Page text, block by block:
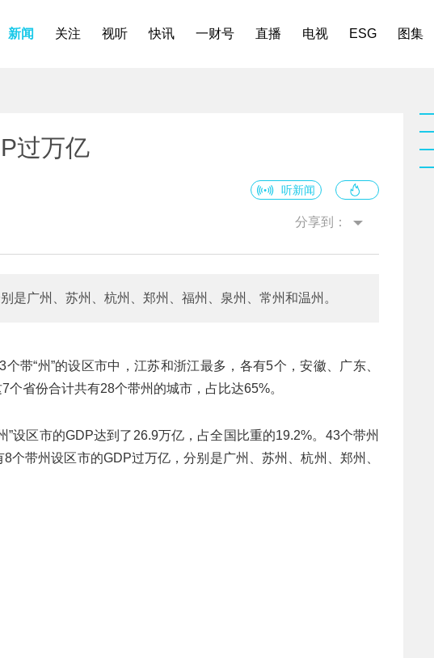
新闻 关注 视听 快讯 一财号 直播 电视 ESG 图集
过万亿
听新闻
分享到：
是广州、苏州、杭州、郑州、福州、泉州、常州和温州。
带“州”的设区市中，江苏和浙江最多，各有5个，安徽、广东、
省份合计共有28个带州的城市，占比达65%。
”设区市的GDP达到了26.9万亿，占全国比重的19.2%。43个带州
个带州设区市的GDP过万亿，分别是广州、苏州、杭州、郑州、